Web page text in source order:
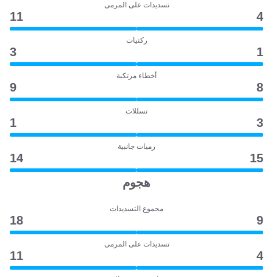
تسديدات على المرمى
4
11
ركنيات
1
3
أخطاء مرتكبة
8
9
تسللات
3
1
رميات جانبية
15
14
هجوم
مجموع التسديدات
9
18
تسديدات على المرمى
4
11